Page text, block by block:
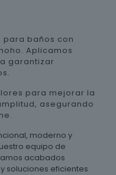
para baños con
Aplicamos
garantizar
para mejorar la
asegurando
moderno y
equipo de
acabados
soluciones eficientes